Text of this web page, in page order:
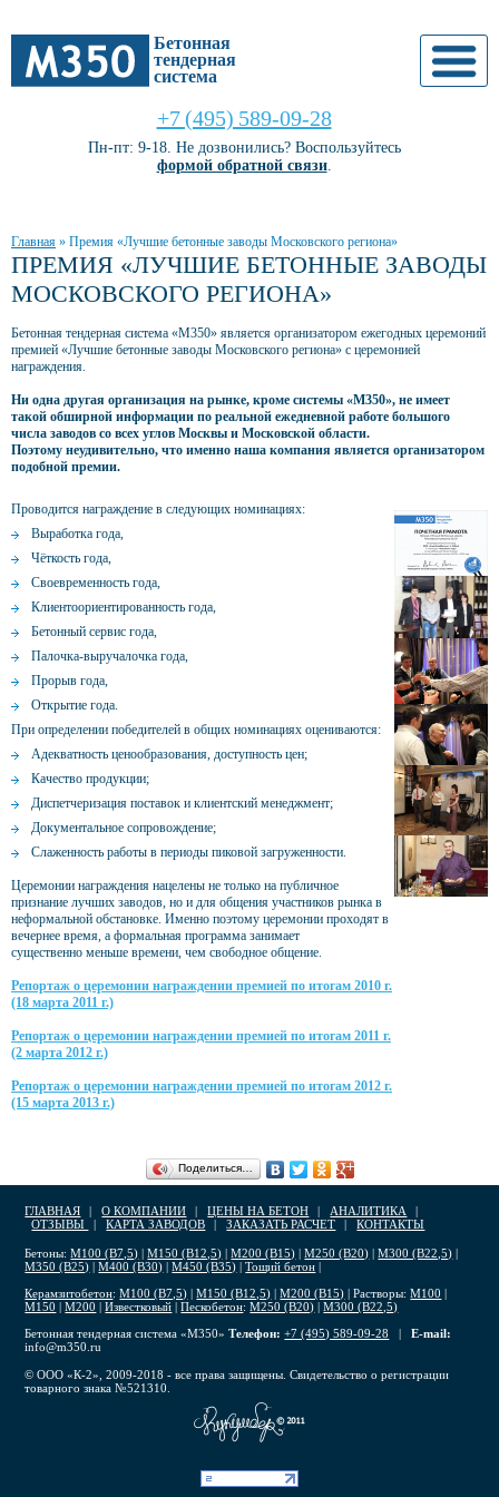
Бетонная
тендерная
система
+7 (495) 589-09-28
Пн-пт: 9-18. Не дозвонились? Воспользуйтесь
формой обратной связи.
Главная » Премия «Лучшие бетонные заводы Московского региона»
ПРЕМИЯ «ЛУЧШИЕ БЕТОННЫЕ ЗАВОДЫ
МОСКОВСКОГО РЕГИОНА»
Бетонная тендерная система «М350» является организатором ежегодных церемоний
премией «Лучшие бетонные заводы Московского региона» с церемонией
награждения.
Ни одна другая организация на рынке, кроме системы «М350», не имеет
такой обширной информации по реальной ежедневной работе большого
числа заводов со всех углов Москвы и Московской области.
Поэтому неудивительно, что именно наша компания является организатором
подобной премии.
Проводится награждение в следующих номинациях:
Выработка года,
Чёткость года,
Своевременность года,
Клиентоориентированность года,
Бетонный сервис года,
Палочка-выручалочка года,
Прорыв года,
Открытие года.
При определении победителей в общих номинациях оцениваются:
Адекватность ценообразования, доступность цен;
Качество продукции;
Диспетчеризация поставок и клиентский менеджмент;
Документальное сопровождение;
Слаженность работы в периоды пиковой загруженности.
Церемонии награждения нацелены не только на публичное
признание лучших заводов, но и для общения участников рынка в
неформальной обстановке. Именно поэтому церемонии проходят в
вечернее время, а формальная программа занимает
существенно меньше времени, чем свободное общение.
Репортаж о церемонии награждении премией по итогам 2010 г.
(18 марта 2011 г.)
Репортаж о церемонии награждении премией по итогам 2011 г.
(2 марта 2012 г.)
Репортаж о церемонии награждении премией по итогам 2012 г.
(15 марта 2013 г.)
Поделиться…
ГЛАВНАЯ | О КОМПАНИИ | ЦЕНЫ НА БЕТОН | АНАЛИТИКА
|
ОТЗЫВЫ
| КАРТА ЗАВОДОВ | ЗАКАЗАТЬ РАСЧЕТ | КОНТАКТЫ
Бетоны:М100 (В7,5) |М150 (В12,5) |М200 (В15) |М250 (В20) |М300 (В22,5) |
М350 (В25) |М400 (В30) |М450 (В35) |Тощий бетон |
Керамзитобетон:М100 (В7,5) |М150 (В12,5) |М200 (В15) | Растворы:М100 |
М150 |М200 |Известковый |Пескобетон:М250 (В20) |М300 (В22,5)
Бетонная тендерная система «М350» Телефон: +7 (495) 589-09-28 |E-mail:
info@m350.ru
© ООО «К-2», 2009-2018 - все права защищены. Свидетельство о регистрации
товарного знака №521310.